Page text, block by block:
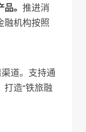
。 推进消
融机构按照
道。支持通
造“铁旅融